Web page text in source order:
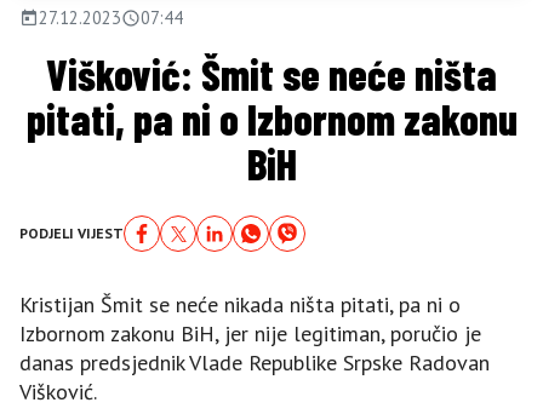
27.12.2023 07:44
Višković: Šmit se neće ništa
pitati, pa ni o Izbornom zakonu
BiH
PODJELI VIJEST
Kristijan Šmit se neće nikada ništa pitati, pa ni o
Izbornom zakonu BiH, jer nije legitiman, poručio je
danas predsjednik Vlade Republike Srpske Radovan
Višković.